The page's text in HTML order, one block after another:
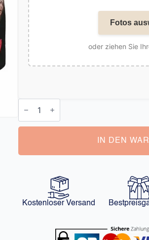
Fotos
oder ziehen Sie
Boxershorts
mit
personalisiert
IN DEN
Kostenloser Versand